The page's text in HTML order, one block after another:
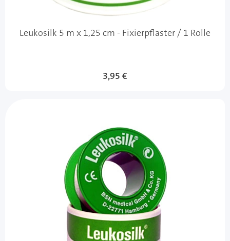
Leukosilk 5 m x 1,25 cm - Fixierpflaster / 1 Rolle
3,95 €